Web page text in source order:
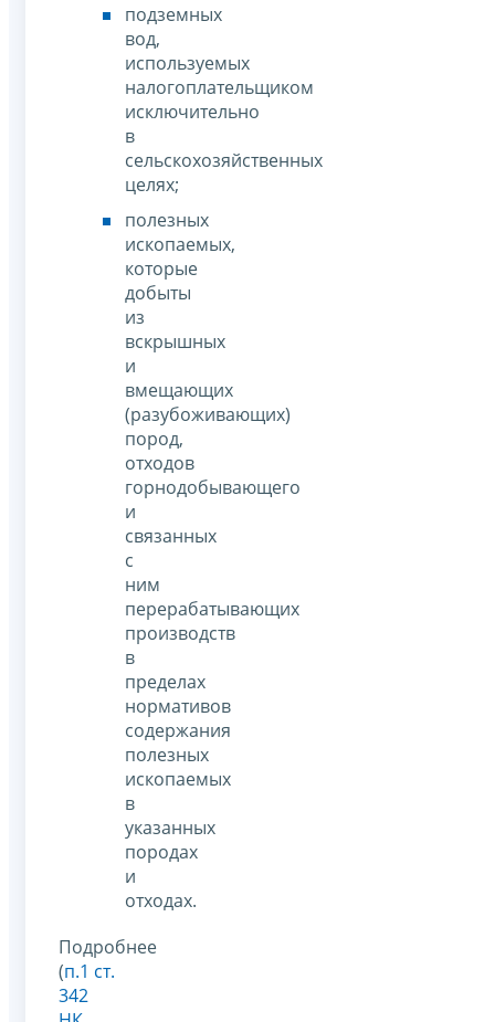
подземных
вод,
используемых
налогоплательщиком
исключительно
в
сельскохозяйственных
целях;
полезных
ископаемых,
которые
добыты
из
вскрышных
и
вмещающих
(разубоживающих)
пород,
отходов
горнодобывающего
и
связанных
с
ним
перерабатывающих
производств
в
пределах
нормативов
содержания
полезных
ископаемых
в
указанных
породах
и
отходах.
Подробнее
(п.1 ст.
342